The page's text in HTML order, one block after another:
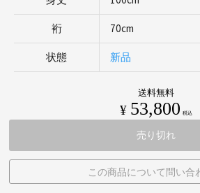
裄 70cm
状態 新品
送料無料
¥ 53,800 税込
売り切れ
この商品について問い合